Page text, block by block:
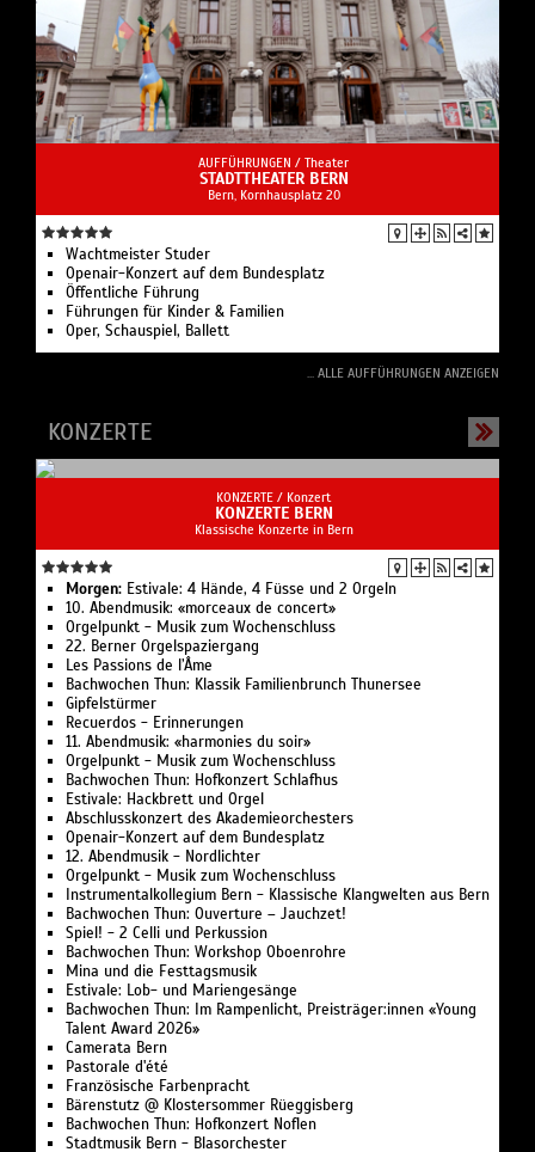
AUFFÜHRUNGEN / Theater
STADTTHEATER BERN
Bern, Kornhausplatz 20
Wachtmeister Studer
Openair-Konzert auf dem Bundesplatz
Öffentliche Führung
Führungen für Kinder & Familien
Oper, Schauspiel, Ballett
... ALLE AUFFÜHRUNGEN ANZEIGEN
KONZERTE
KONZERTE / Konzert
KONZERTE BERN
Klassische Konzerte in Bern
Morgen: Estivale: 4 Hände, 4 Füsse und 2 Orgeln
10. Abendmusik: «morceaux de concert»
Orgelpunkt - Musik zum Wochenschluss
22. Berner Orgelspaziergang
Les Passions de l’Âme
Bachwochen Thun: Klassik Familienbrunch Thunersee
Gipfelstürmer
Recuerdos - Erinnerungen
11. Abendmusik: «harmonies du soir»
Orgelpunkt - Musik zum Wochenschluss
Bachwochen Thun: Hofkonzert Schlafhus
Estivale: Hackbrett und Orgel
Abschlusskonzert des Akademieorchesters
Openair-Konzert auf dem Bundesplatz
12. Abendmusik - Nordlichter
Orgelpunkt - Musik zum Wochenschluss
Instrumentalkollegium Bern - Klassische Klangwelten aus Bern
Bachwochen Thun: Ouverture – Jauchzet!
Spiel! - 2 Celli und Perkussion
Bachwochen Thun: Workshop Oboenrohre
Mina und die Festtagsmusik
Estivale: Lob- und Mariengesänge
Bachwochen Thun: Im Rampenlicht, Preisträger:innen «Young
Talent Award 2026»
Camerata Bern
Pastorale d'été
Französische Farbenpracht
Bärenstutz @ Klostersommer Rüeggisberg
Bachwochen Thun: Hofkonzert Noflen
Stadtmusik Bern - Blasorchester